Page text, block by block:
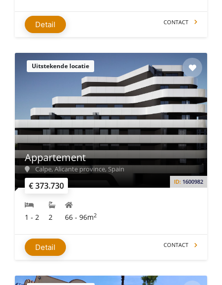
Detail CONTACT
Uitstekende locatie
€ 373.730 ID: 1600982
Appartement
Calpe, Alicante province, Spain
1 - 2 2 66 - 96m2
Detail CONTACT